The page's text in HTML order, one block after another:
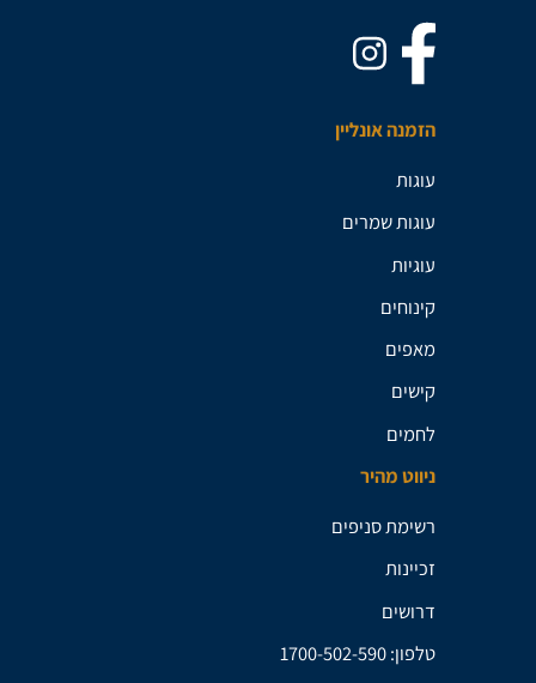
הזמנה אונליין
עוגות
עוגות שמרים
עוגיות
קינוחים
מאפים
קישים
לחמים
ניווט מהיר
רשימת סניפים
זכיינות
דרושים
טלפון: 1700-502-590